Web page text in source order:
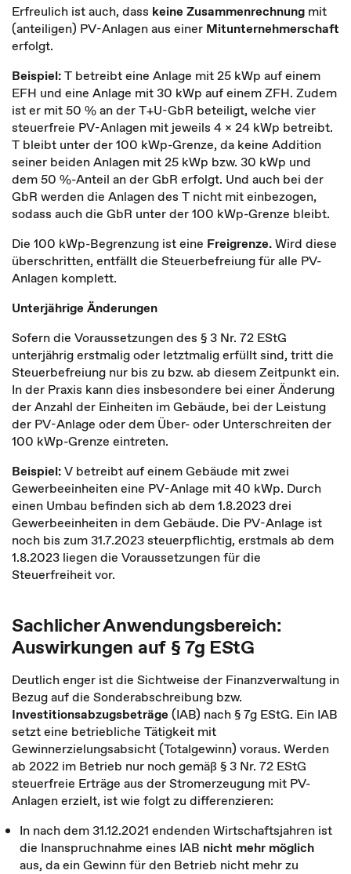
Erfreulich ist auch, dass keine Zusammenrechnung mit
(anteiligen) PV-Anlagen aus einer Mitunternehmerschaft
erfolgt.
Beispiel:T betreibt eine Anlage mit 25 kWp auf einem
EFH und eine Anlage mit 30 kWp auf einem ZFH. Zudem
ist er mit 50 % an der T+U-GbR beteiligt, welche vier
steuerfreie PV-Anlagen mit jeweils 4 x 24 kWp betreibt.
T bleibt unter der 100 kWp-Grenze, da keine Addition
seiner beiden Anlagen mit 25 kWp bzw. 30 kWp und
dem 50 %-Anteil an der GbR erfolgt. Und auch bei der
GbR werden die Anlagen des T nicht mit einbezogen,
sodass auch die GbR unter der 100 kWp-Grenze bleibt.
Die 100 kWp-Begrenzung ist eine Freigrenze.Wird diese
überschritten, entfällt die Steuerbefreiung für alle PV-
Anlagen komplett.
Unterjährige Änderungen
Sofern die Voraussetzungen des § 3 Nr. 72 EStG
unterjährig erstmalig oder letztmalig erfüllt sind, tritt die
Steuerbefreiung nur bis zu bzw. ab diesem Zeitpunkt ein.
In der Praxis kann dies insbesondere bei einer Änderung
der Anzahl der Einheiten im Gebäude, bei der Leistung
der PV-Anlage oder dem Über- oder Unterschreiten der
100 kWp-Grenze eintreten.
Beispiel:V betreibt auf einem Gebäude mit zwei
Gewerbeeinheiten eine PV-Anlage mit 40 kWp. Durch
einen Umbau befinden sich ab dem 1.8.2023 drei
Gewerbeeinheiten in dem Gebäude. Die PV-Anlage ist
noch bis zum 31.7.2023 steuerpflichtig, erstmals ab dem
1.8.2023 liegen die Voraussetzungen für die
Steuerfreiheit vor.
Sachlicher Anwendungsbereich:
Auswirkungen auf § 7g EStG
Deutlich enger ist die Sichtweise der Finanzverwaltung in
Bezug auf die Sonderabschreibung bzw.
Investitionsabzugsbeträge (IAB) nach § 7g EStG. Ein IAB
setzt eine betriebliche Tätigkeit mit
Gewinnerzielungsabsicht (Totalgewinn) voraus. Werden
ab 2022 im Betrieb nur noch gemäß § 3 Nr. 72 EStG
steuerfreie Erträge aus der Stromerzeugung mit PV-
Anlagen erzielt, ist wie folgt zu differenzieren:
In nach dem 31.12.2021 endenden Wirtschaftsjahren ist
die Inanspruchnahme eines IAB nicht mehr möglich
aus, da ein Gewinn für den Betrieb nicht mehr zu